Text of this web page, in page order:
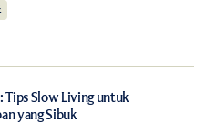
Tips Slow Living untuk
yang Sibuk